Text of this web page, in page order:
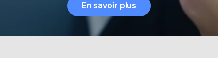
En savoir plus